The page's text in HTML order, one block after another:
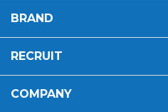
BRAND
RECRUIT
COMPANY